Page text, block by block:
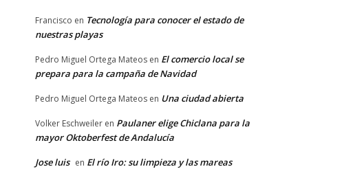
Francisco en Tecnología para conocer el estado de
nuestras playas
Pedro Miguel Ortega Mateos en El comercio local se
prepara para la campaña de Navidad
Pedro Miguel Ortega Mateos en Una ciudad abierta
Volker Eschweiler en Paulaner elige Chiclana para la
mayor Oktoberfest de Andalucía
Jose luis en El río Iro: su limpieza y las mareas